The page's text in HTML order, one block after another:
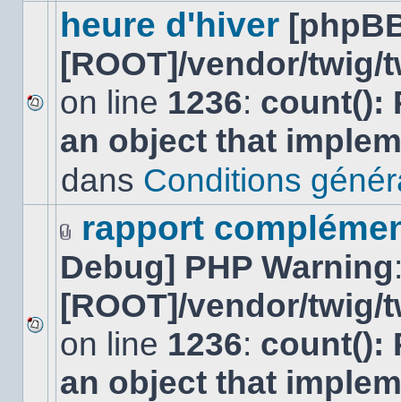
sujet.
Aucun
nouveau
message
sujet.
heure d'hiver
[ROOT]/vendor/
on line 1236: count():
an object that
dans Conditions
Aucun
nouveau
message
non-
Fichier(s)
joint(s)
rapport
Debug] PHP Warning
[ROOT]/vendor/
on line 1236: count():
an object that